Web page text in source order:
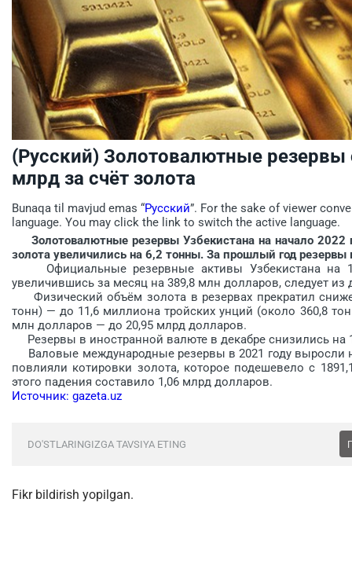
(Русский) Золотовалютные
млрд за счёт золота
Bunaqa til mavjud emas “Русский”. For the sake of viewer
language. You may click the link to switch the active language.
Золотовалютные резервы Узбекистана на начало 2022
золота увеличились на 6,2 тонны. За прошлый год резервы
Официальные резервные активы Узбекистана на 1
увеличившись за месяц на 389,8 млн долларов, следует из
Физический объём золота в резервах прекратил
тонн) — до 11,6 миллиона тройских унций (около 360,8
млн долларов — до 20,95 млрд долларов.
Резервы в иностранной валюте в декабре снизились
Валовые международные резервы в 2021 году выросли
повлияли котировки золота, которое подешевело с
этого падения составило 1,06 млрд долларов.
Источник: gazeta.uz
DO'STLARINGIZGA TAVSIYA ETING
Fikr bildirish yopilgan.